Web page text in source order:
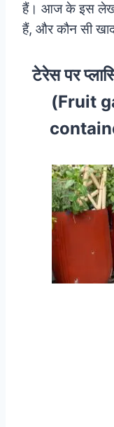
हैं। आज के इस लेख
हैं, और कौन सी
टेरेस पर
(Fruit